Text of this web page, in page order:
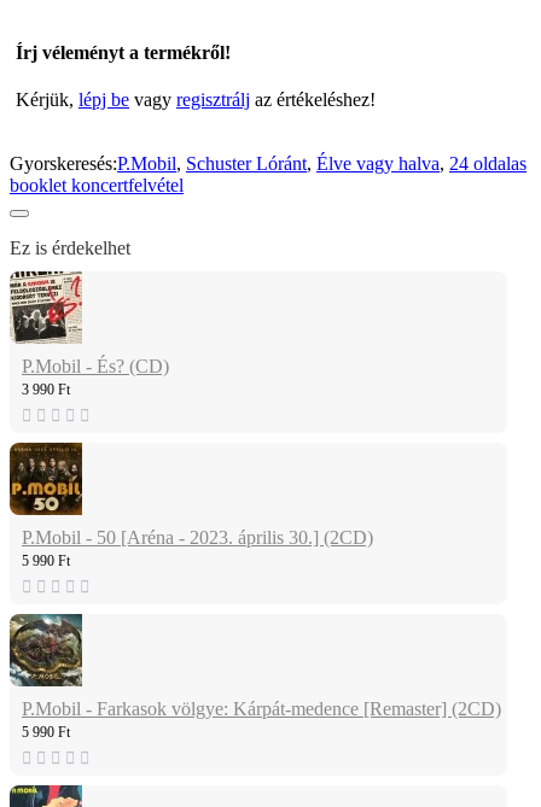
Írj véleményt a termékről!
Kérjük, lépj be vagy regisztrálj az értékeléshez!
Gyorskeresés:P.Mobil, Schuster Lóránt, Élve vagy halva, 24 oldalas
booklet koncertfelvétel
Ez is érdekelhet
P.Mobil - És? (CD)
3 990 Ft
P.Mobil - 50 [Aréna - 2023. április 30.] (2CD)
5 990 Ft
P.Mobil - Farkasok völgye: Kárpát-medence [Remaster] (2CD)
5 990 Ft